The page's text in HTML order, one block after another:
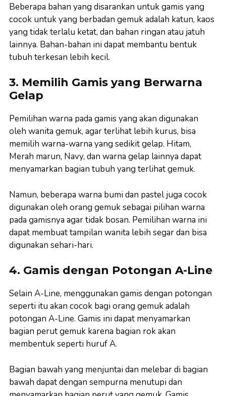
Beberapa bahan yang disarankan untuk gamis yang
cocok untuk yang berbadan gemuk adalah katun, kaos
yang tidak terlalu ketat, dan bahan ringan atau jatuh
lainnya. Bahan-bahan ini dapat membantu bentuk
tubuh terkesan lebih kecil.
3. Memilih Gamis yang Berwarna
Gelap
Pemilihan warna pada gamis yang akan digunakan
oleh wanita gemuk, agar terlihat lebih kurus, bisa
memilih warna-warna yang sedikit gelap. Hitam,
Merah marun, Navy, dan warna gelap lainnya dapat
menyamarkan bagian tubuh yang terlihat gemuk.
Namun, beberapa warna bumi dan pastel juga cocok
digunakan oleh orang gemuk sebagai pilihan warna
pada gamisnya agar tidak bosan. Pemilihan warna ini
dapat membuat tampilan wanita lebih segar dan bisa
digunakan sehari-hari.
4. Gamis dengan Potongan A-Line
Selain A-Line, menggunakan gamis dengan potongan
seperti itu akan cocok bagi orang gemuk adalah
potongan A-Line. Gamis ini dapat menyamarkan
bagian perut gemuk karena bagian rok akan
membentuk seperti huruf A.
Bagian bawah yang menjuntai dan melebar di bagian
bawah dapat dengan sempurna menutupi dan